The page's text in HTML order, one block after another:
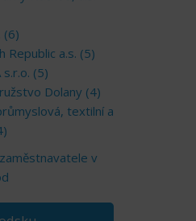
(6)
Republic a.s. (5)
s.r.o. (5)
Dolany (4)
textilní a
v